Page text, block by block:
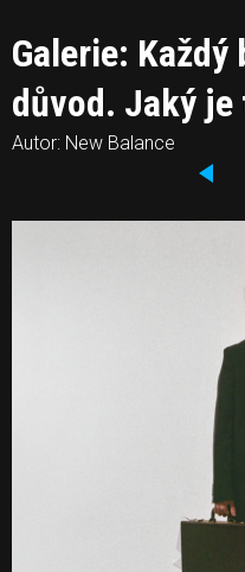
Galerie: Každý
důvod. Jaký
Autor: New Balance